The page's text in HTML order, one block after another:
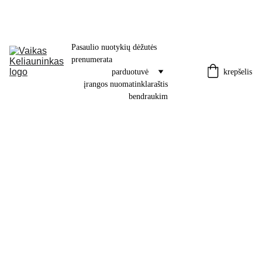
Pasaulio nuotykių dėžutės
prenumerata
parduotuvė
įrangos nuomatinklaraštis
bendraukim
krepšelis